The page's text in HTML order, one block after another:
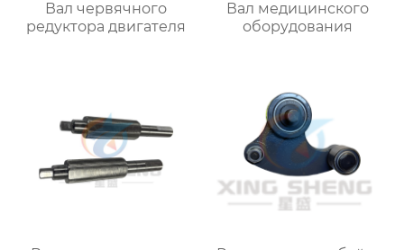
Вал червячного
редуктора двигателя
Вал медицинского
оборудования